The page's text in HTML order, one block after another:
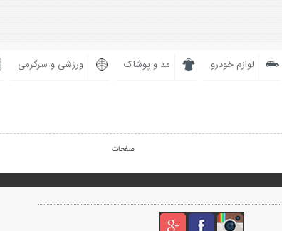
لوازم خودرو مد و پوشاک ورزشی و سرگرمی
صفحات